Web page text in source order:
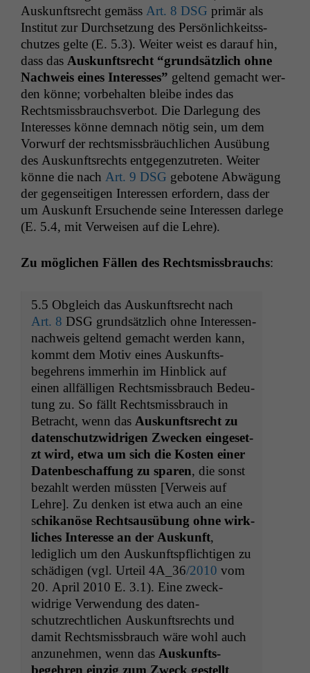
Auskun­ft­srecht gemäss Art. 8 DSG primär als
Insti­tut zur Durch­set­zung des Per­sön­lichkeitss­
chutzes gelte (E. 5.3). Weit­er weist es darauf hin,
dass das Auskun­ft­srecht “grund­sät­zlich ohne
Nach­weis eines Inter­ess­es” gel­tend gemacht wer­
den könne; vor­be­hal­ten bleibe indes das
Rechtsmiss­brauchsver­bot. Die Dar­legung des
Inter­ess­es könne dem­nach nötig sein, um dem
Vor­wurf der rechtsmiss­bräuch­lichen Ausübung
des Auskun­ft­srechts ent­ge­gen­zutreten. Weit­er
könne die nach Art. 9 DSG gebotene Abwä­gung
der gegen­seit­i­gen Inter­essen erfordern, dass der
um Auskun­ft Ersuchende seine Inter­essen dar­lege
(E. 5.4, mit Ver­weisen auf die Lehre).
Zu möglichen Fällen des Rechtsmiss­brauchs:
5.5 Obgle­ich das Auskun­ft­srecht nach
Art. 8 DSG grund­sät­zlich ohne Inter­essen­
nach­weis gel­tend gemacht wer­den kann,
kommt dem Motiv eines Auskun­fts­
begehrens immer­hin im Hin­blick auf
einen allfäl­li­gen Rechtsmiss­brauch Bedeu­
tung zu. So fällt Rechtsmiss­brauch in
Betra­cht, wenn das Auskun­ft­srecht zu
daten­schutzwidri­gen Zweck­en einge­set­
zt wird, etwa um sich die Kosten ein­er
Datenbeschaf­fung zu sparen, die son­st
bezahlt wer­den müssten [Ver­weis auf
Lehre]. Zu denken ist etwa auch an eine
schikanöse Recht­sausübung ohne wirk­
lich­es Inter­esse an der Auskun­ft,
lediglich um den Auskun­ft­spflichti­gen zu
schädi­gen (vgl. Urteil 4A_36/2010 vom
20. April 2010 E. 3.1). Eine zweck­
widrige Ver­wen­dung des daten­
schutzrechtlichen Auskun­ft­srechts und
damit Rechtsmiss­brauch wäre wohl auch
anzunehmen, wenn das Auskun­fts­
begehren einzig zum Zweck gestellt